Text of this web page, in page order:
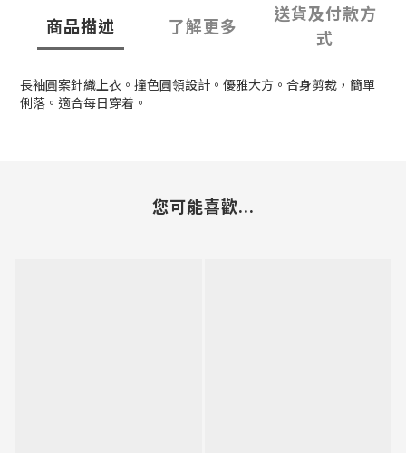
商品描述 了解更多
送貨及付款方
式
長袖圓案針織上衣。撞色圓領設計。優雅大方。合身剪裁，簡單
俐落。適合每日穿着。
您可能喜歡...